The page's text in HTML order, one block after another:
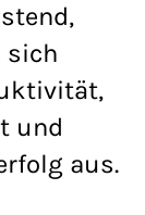
sich
und
aus.